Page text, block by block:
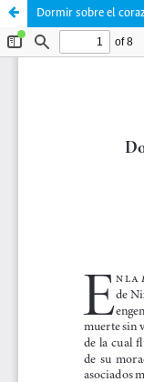
Dormir sobre el